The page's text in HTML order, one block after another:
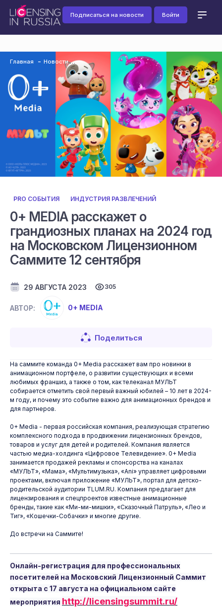
Подписаться на новости Войти
Главная Новости
PRO СОБЫТИЯ ИНДУСТРИЯ РАЗВЛЕЧЕНИЙ
0+ MEDIA расскажет о
грандиозных планах на 2024 год
на Московском Лицензионном
Саммите 12 сентября
29 АВГУСТА 2023 305
АВТОР: 0+ MEDIA
Поделиться
На саммите команда 0+ Media расскажет вам про новинки в
анимационном портфеле, о развитии существующих и всеми
любимых франшиз, а также о том, как телеканал МУЛЬТ
собирается отметить свой первый важный юбилей – 10 лет в 2024-
м году, и почему это событие важно для анимационных брендов и
для партнеров.
0+ Media - первая российская компания, реализующая стратегию
комплексного подхода в продвижении лицензионных брендов,
товаров и услуг для детей и родителей. Компания является
частью медиа-холдинга «Цифровое Телевидение». 0+ Media
занимается продажей рекламы и спонсорства на каналах
«МУЛЬТ», «Мама», «Мультимузыка», «Ani» управляет цифровыми
проектами, включая приложение «МУЛЬТ», портал для детско-
родительской аудитории TLUM.RU. Компания предлагает для
лицензирования и спецпроектов известные анимационные
бренды, такие как «Ми-ми-мишки», «Сказочный Патруль», «Лео и
Тиг», «Кошечки-Собачки» и многие другие.
До встречи на Саммите!
Онлайн-регистрация для профессиональных
посетителей на Московский Лицензионный Саммит
открыта с 17 августа на официальном сайте
мероприятия http://licensingsummit.ru/